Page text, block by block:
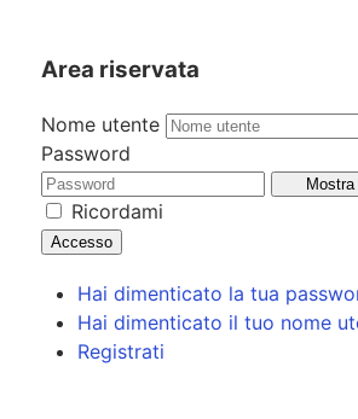
Area riservata
Nome utente
Password
Ricordami
Accesso
Hai dimenticato la tua
Hai dimenticato il tuo nome
Registrati